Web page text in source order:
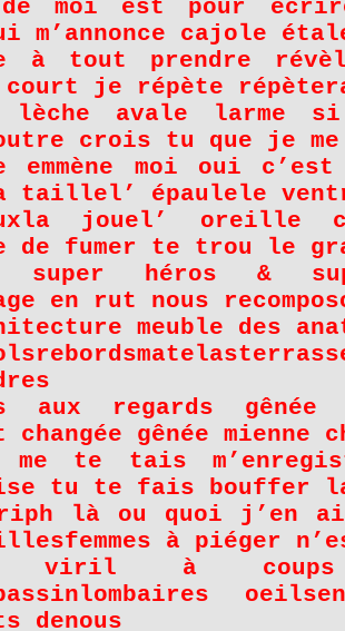
moi est pour
m’annonce cajole
à tout prendre
je répète
lèche avale larme
crois tu que je
emmène moi oui
taillel’ épaulele
jouel’ oreille
de fumer te trou le
super héros &
en rut nous
meuble des
aux regards
changée gênée mienne
me te tais
tu te fais bouffer
là ou quoi j’en ai
à piéger
viril à
denous